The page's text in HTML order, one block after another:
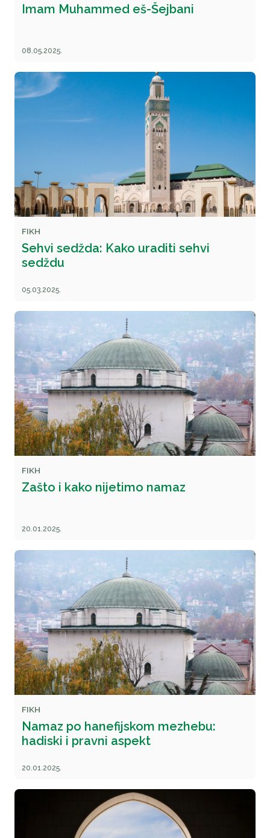
Imam Muhammed eš-Šejbani
08.05.2025.
FIKH
Sehvi sedžda: Kako uraditi sehvi
sedždu
05.03.2025.
FIKH
Zašto i kako nijetimo namaz
20.01.2025.
FIKH
Namaz po hanefijskom mezhebu:
hadiski i pravni aspekt
20.01.2025.